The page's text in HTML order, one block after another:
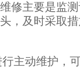
修主要是监
，及时采取
行主动维护，